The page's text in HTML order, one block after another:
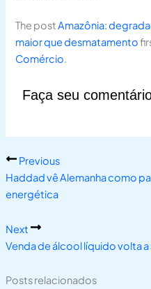
The postAmazônia:
maior que desmatamento
Comércio.
Faça seu
Previous
Haddad vê Alemanha como
energética
Next
Venda de álcool líquido volta
Posts relacionados